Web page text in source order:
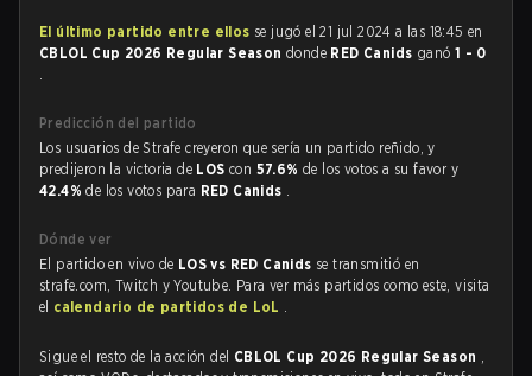
El último partido entre ellos se jugó el 21 jul 2024 a las 18:45 en
CBLOL Cup 2026 Regular Season donde RED Canids ganó 1 - 0
.
Predicción del partido
Los usuarios de Strafe creyeron que sería un partido reñido, y
predijeron la victoria de LOScon 57.6%de los votos a su favor y
42.4%de los votos para RED Canids .
Dónde ver
El partido en vivo de LOS vs RED Canids se transmitió en
strafe.com, Twitch y Youtube. Para ver más partidos como este, visita
el calendario de partidos de LoL .
Sigue el resto de la acción del CBLOL Cup 2026 Regular Season ,